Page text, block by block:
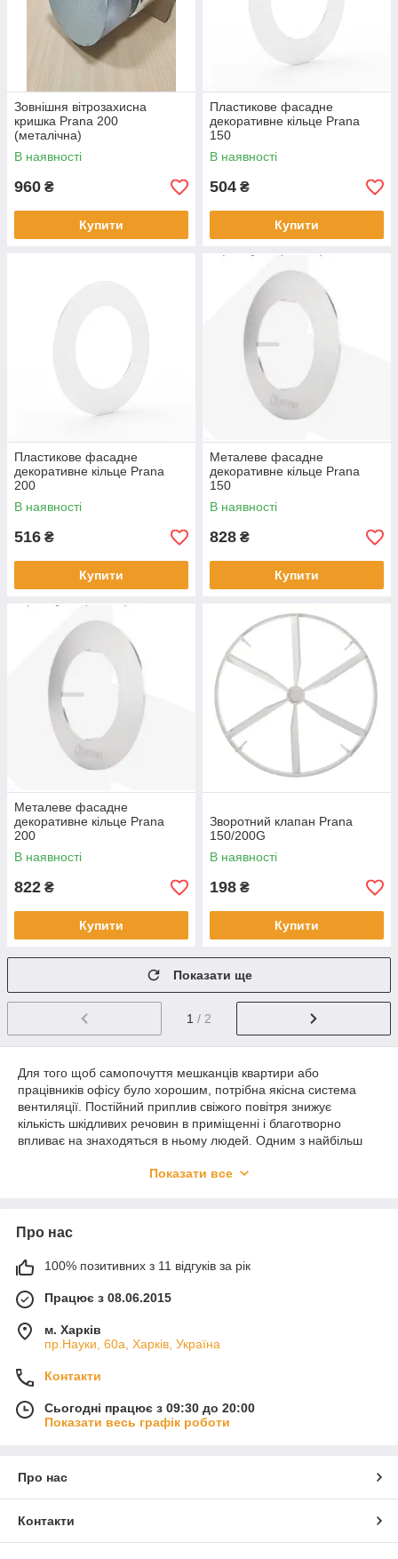
Зовнішня вітрозахисна
кришка Prana 200
(металічна)
В наявності
960 ₴
Купити
Пластикове фасадне
декоративне кільце Prana
150
В наявності
504 ₴
Купити
Пластикове фасадне
декоративне кільце Prana
200
В наявності
516 ₴
Купити
Металеве фасадне
декоративне кільце Prana
150
В наявності
828 ₴
Купити
Металеве фасадне
декоративне кільце Prana
200
В наявності
822 ₴
Купити
Зворотний клапан Prana
150/200G
В наявності
198 ₴
Купити
Показати ще
1 / 2
Для того щоб самопочуття мешканців квартири або
працівників офісу було хорошим, потрібна якісна система
вентиляції. Постійний приплив свіжого повітря знижує
кількість шкідливих речовин в приміщенні і благотворно
впливає на знаходяться в ньому людей. Одним з найбільш
«Прана». Це справді нове слово в даній сфері. Адже
або стандартної витяжки.
жителів нашого регіону. Це пов'язано з яскраво вираженими
температура буває лише кілька місяців у році, в інший час за
проблемою допоможуть рекуператори «Прана».
для вентиляції, є офіційним авторизованим дилером
ТМ"Prana", займаємося підбором, продажем і установкою
рекуператорів. В наявності рекуператори повітря «Прана»
для побутового та промислового застосування.
Показати все
Про нас
100% позитивних з 11 відгуків за рік
Працює з 08.06.2015
м. Харків
пр.Науки, 60а, Харків, Україна
Контакти
Сьогодні працює з 09:30 до 20:00
Показати весь графік роботи
Про нас
Контакти